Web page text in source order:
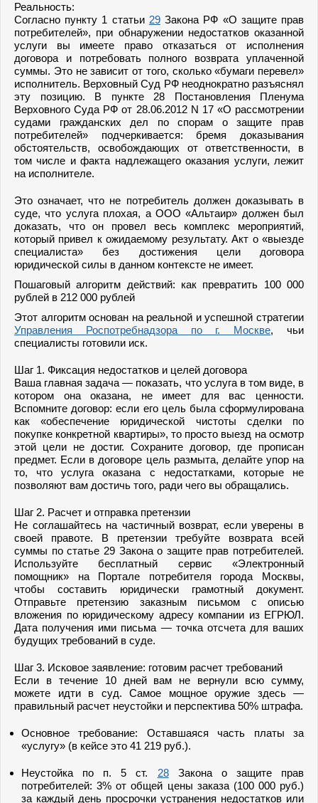
Реальность:
Согласно пункту 1 статьи 29Закона РФ «О защите прав
потребителей», при обнаружении недостатков оказанной
услуги вы имеете право отказаться от исполнения
договора и потребовать полного возврата уплаченной
суммы. Это не зависит от того, сколько «бумаги перевел»
исполнитель. Верховный Суд РФ неоднократно разъяснял
эту позицию. В пункте 28 Постановления Пленума
Верховного Суда РФ от 28.06.2012 N 17 «О рассмотрении
судами гражданских дел по спорам о защите прав
потребителей» подчеркивается: бремя доказывания
обстоятельств, освобождающих от ответственности, в
том числе и факта надлежащего оказания услуги, лежит
на исполнителе.
Это означает, что не потребитель должен доказывать в
суде, что услуга плохая, а ООО «Альтаир» должен был
доказать, что он провел весь комплекс мероприятий,
который привел к ожидаемому результату. Акт о «выезде
специалиста» без достижения цели договора
юридической силы в данном контексте не имеет.
Пошаговый алгоритм действий: как превратить 100 000
рублей в 212 000 рублей
Этот алгоритм основан на реальной и успешной стратегии
Управления Роспотребнадзора по г. Москве, чьи
специалисты готовили иск.
Шаг 1. Фиксация недостатков и целей договора
Ваша главная задача — показать, что услуга в том виде, в
котором она оказана, не имеет для вас ценности.
Вспомните договор: если его цель была сформулирована
как «обеспечение юридической чистоты сделки по
покупке конкретной квартиры», то просто выезд на осмотр
этой цели не достиг. Сохраните договор, где прописан
предмет. Если в договоре цель размыта, делайте упор на
то, что услуга оказана с недостатками, которые не
позволяют вам достичь того, ради чего вы обращались.
Шаг 2. Расчет и отправка претензии
Не соглашайтесь на частичный возврат, если уверены в
своей правоте. В претензии требуйте возврата всей
суммы по статье 29 Закона о защите прав потребителей.
Используйте бесплатный сервис «Электронный
помощник» на Портале потребителя города Москвы,
чтобы составить юридически грамотный документ.
Отправьте претензию заказным письмом с описью
вложения по юридическому адресу компании из ЕГРЮЛ.
Дата получения ими письма — точка отсчета для ваших
будущих требований в суде.
Шаг 3. Исковое заявление: готовим расчет требований
Если в течение 10 дней вам не вернули всю сумму,
можете идти в суд. Самое мощное оружие здесь —
правильный расчет неустойки и перспектива 50% штрафа.
Основное требование: Оставшаяся часть платы за
«услугу» (в кейсе это 41 219 руб.).
Неустойка по п. 5 ст. 28Закона о защите прав
потребителей: 3% от общей цены заказа (100 000 руб.)
за каждый день просрочки устранения недостатков или